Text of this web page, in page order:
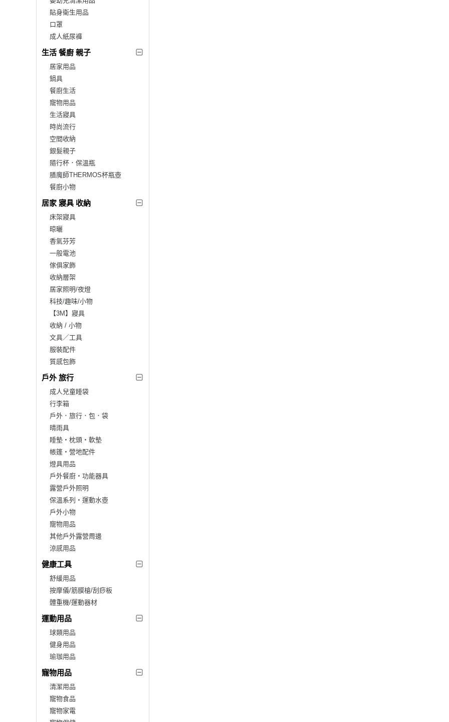
貼身衛生用品
口罩
成人紙尿褲
生活 餐廚 親子
居家用品
鍋具
餐廚生活
寵物用品
生活寢具
時尚流行
空間收納
銀髮親子
隨行杯．保溫瓶
膳魔師THERMOS杯瓶壺
餐廚小物
居家 寢具 收納
床架寢具
晾曬
香氣芬芳
一般電池
傢俱家飾
收納層架
居家照明/夜燈
科技/趣味/小物
【3M】寢具
收納 / 小物
文具／工具
服裝配件
質感包飾
戶外 旅行
成人兒童睡袋
行李箱
戶外．旅行．包．袋
晴雨具
睡墊‧枕頭‧軟墊
帳篷‧營地配件
燈具用品
戶外餐廚‧功能器具
露營戶外照明
保溫系列‧運動水壺
戶外小物
寵物用品
其他戶外露營周邊
涼感用品
健康工具
舒緩用品
按摩儀/筋膜槍/刮痧板
體重機/運動器材
運動用品
球類用品
健身用品
瑜珈用品
寵物用品
清潔用品
寵物食品
寵物家電